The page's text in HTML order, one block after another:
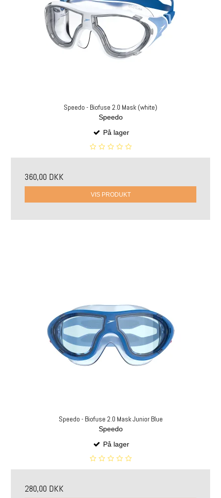
Speedo - Biofuse 2.0 Mask (white)
Speedo
På lager
360,00 DKK
VIS PRODUKT
Speedo - Biofuse 2.0 Mask Junior Blue
Speedo
På lager
280,00 DKK